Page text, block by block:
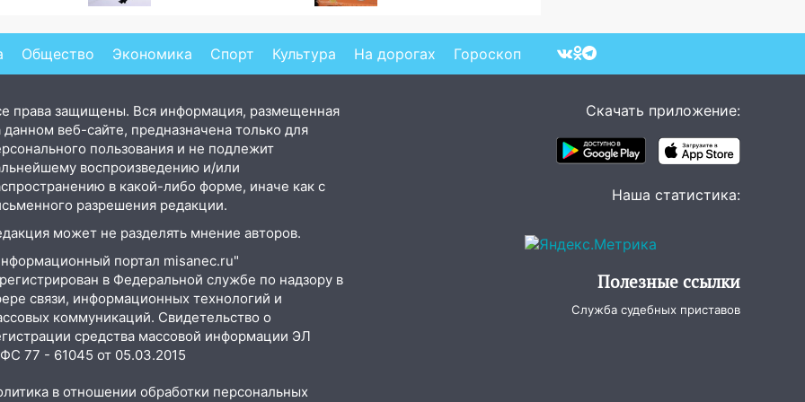
Общество Экономика Спорт Культура На дорогах Гороскоп
права защищены. Вся информация, размещенная
данном веб-сайте, предназначена только для
пользования и не подлежит
воспроизведению и/или
в какой-либо форме, иначе как с
разрешения редакции.
может не разделять мнение авторов.
портал misanec.ru"
в Федеральной службе по надзору в
связи, информационных технологий и
коммуникаций. Свидетельство о
средства массовой информации ЭЛ
77 - 61045 от 05.03.2015
в отношении обработки персональных
Скачать приложение:
Наша статистика:
Полезные ссылки
Служба судебных приставов